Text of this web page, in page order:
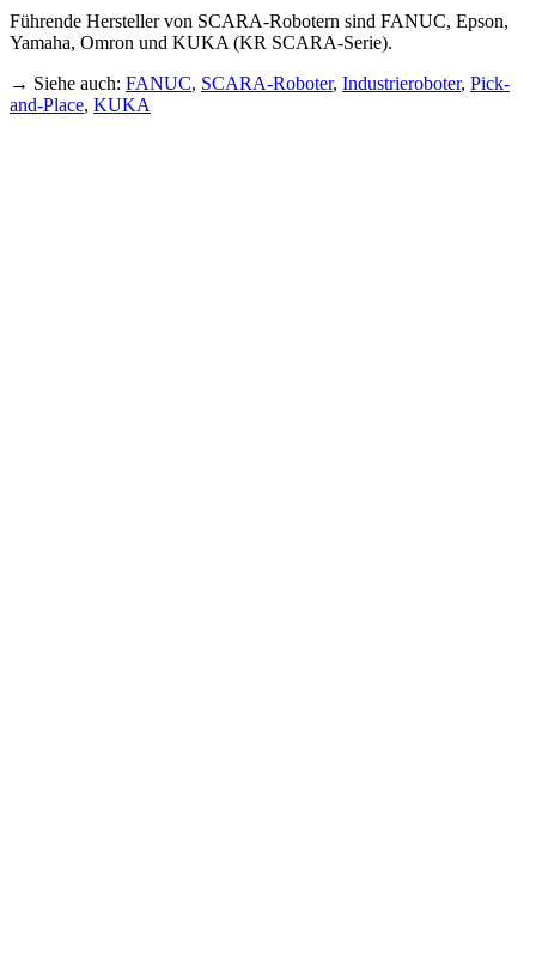
Führende Hersteller von SCARA-Robotern sind FANUC, Epson,
Yamaha, Omron und KUKA (KR SCARA-Serie).
→ Siehe auch: FANUC, SCARA-Roboter, Industrieroboter, Pick-
and-Place, KUKA